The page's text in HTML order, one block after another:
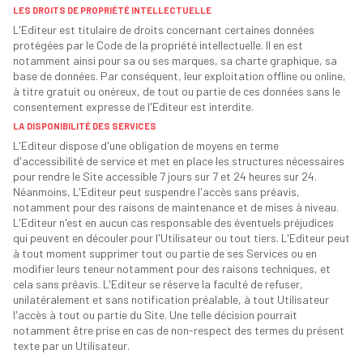
LES DROITS DE PROPRIÉTÉ INTELLECTUELLE
L'Editeur est titulaire de droits concernant certaines données
protégées par le Code de la propriété intellectuelle. Il en est
notamment ainsi pour sa ou ses marques, sa charte graphique, sa
base de données. Par conséquent, leur exploitation offline ou online,
à titre gratuit ou onéreux, de tout ou partie de ces données sans le
consentement expresse de l'Editeur est interdite.
LA DISPONIBILITÉ DES SERVICES
L'Editeur dispose d'une obligation de moyens en terme
d'accessibilité de service et met en place les structures nécessaires
pour rendre le Site accessible 7 jours sur 7 et 24 heures sur 24.
Néanmoins, L'Editeur peut suspendre l'accès sans préavis,
notamment pour des raisons de maintenance et de mises à niveau.
L'Editeur n'est en aucun cas responsable des éventuels préjudices
qui peuvent en découler pour l'Utilisateur ou tout tiers. L'Editeur peut
à tout moment supprimer tout ou partie de ses Services ou en
modifier leurs teneur notamment pour des raisons techniques, et
cela sans préavis. L'Editeur se réserve la faculté de refuser,
unilatéralement et sans notification préalable, à tout Utilisateur
l'accès à tout ou partie du Site. Une telle décision pourrait
notamment être prise en cas de non-respect des termes du présent
texte par un Utilisateur.